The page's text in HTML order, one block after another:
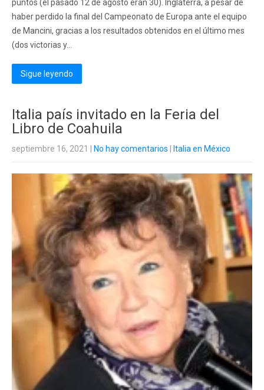
puntos (el pasado 12 de agosto eran 30). Inglaterra, a pesar de
haber perdido la final del Campeonato de Europa ante el equipo
de Mancini, gracias a los resultados obtenidos en el último mes
(dos victorias y...
Sigue leyendo
Italia país invitado en la Feria del
Libro de Coahuila
septiembre 16, 2021 No hay comentarios Italia en México